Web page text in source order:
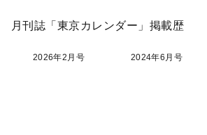
月刊誌「東京カレンダー」掲載歴
2026年2月号 2024年6月号